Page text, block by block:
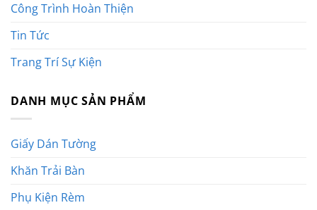
Công Trình Hoàn Thiện
Tin Tức
Trang Trí Sự Kiện
DANH MỤC SẢN PHẨM
Giấy Dán Tường
Khăn Trải Bàn
Phụ Kiện Rèm